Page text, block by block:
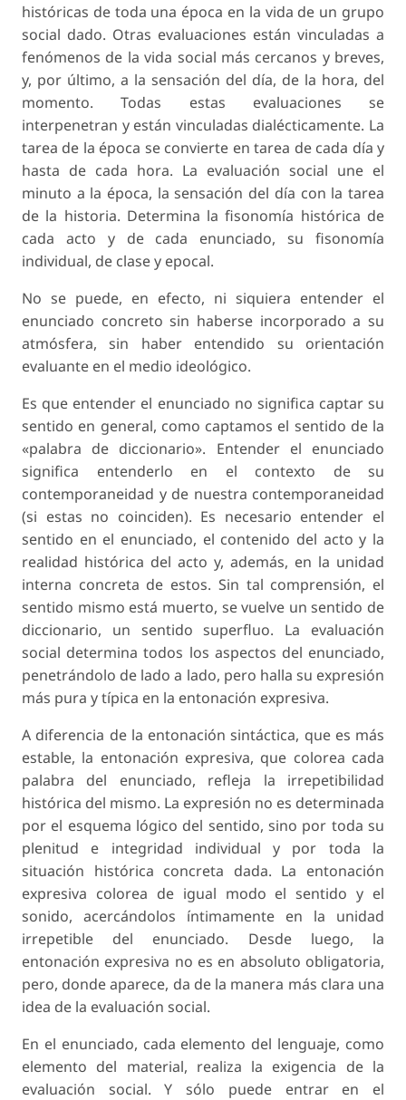
históricas de toda una época en la vida de un grupo
social dado. Otras evaluaciones están vinculadas a
fenómenos de la vida social más cercanos y breves,
y, por último, a la sensación del día, de la hora, del
momento. Todas estas evaluaciones se
interpenetran y están vinculadas dialécticamente. La
tarea de la época se convierte en tarea de cada día y
hasta de cada hora. La evaluación social une el
minuto a la época, la sensación del día con la tarea
de la historia. Determina la fisonomía histórica de
cada acto y de cada enunciado, su fisonomía
individual, de clase y epocal.
No se puede, en efecto, ni siquiera entender el
enunciado concreto sin haberse incorporado a su
atmósfera, sin haber entendido su orientación
evaluante en el medio ideológico.
Es que entender el enunciado no significa captar su
sentido en general, como captamos el sentido de la
«palabra de diccionario». Entender el enunciado
significa entenderlo en el contexto de su
contemporaneidad y de nuestra contemporaneidad
(si estas no coinciden). Es necesario entender el
sentido en el enunciado, el contenido del acto y la
realidad histórica del acto y, además, en la unidad
interna concreta de estos. Sin tal comprensión, el
sentido mismo está muerto, se vuelve un sentido de
diccionario, un sentido superfluo. La evaluación
social determina todos los aspectos del enunciado,
penetrándolo de lado a lado, pero halla su expresión
más pura y típica en la entonación expresiva.
A diferencia de la entonación sintáctica, que es más
estable, la entonación expresiva, que colorea cada
palabra del enunciado, refleja la irrepetibilidad
histórica del mismo. La expresión no es determinada
por el esquema lógico del sentido, sino por toda su
plenitud e integridad individual y por toda la
situación histórica concreta dada. La entonación
expresiva colorea de igual modo el sentido y el
sonido, acercándolos íntimamente en la unidad
irrepetible del enunciado. Desde luego, la
entonación expresiva no es en absoluto obligatoria,
pero, donde aparece, da de la manera más clara una
idea de la evaluación social.
En el enunciado, cada elemento del lenguaje, como
elemento del material, realiza la exigencia de la
evaluación social. Y sólo puede entrar en el